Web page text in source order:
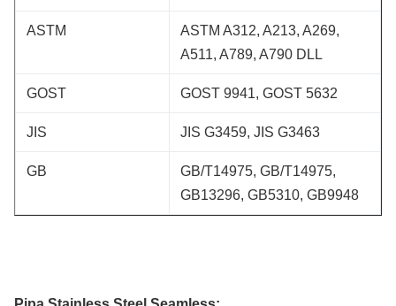
ASTM
ASTM A312, A213, A269,
A511, A789, A790 DLL
GOST GOST 9941, GOST 5632
JIS JIS G3459, JIS G3463
GB
GB/T14975, GB/T14975,
GB13296, GB5310, GB9948